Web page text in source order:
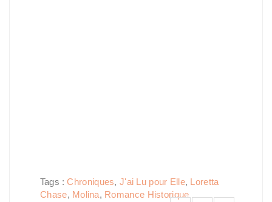
Tags :Chroniques, J'ai Lu pour Elle, Loretta
Chase, Molina, Romance Historique